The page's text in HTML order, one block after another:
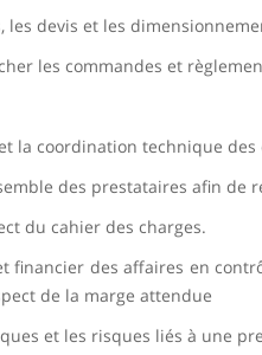
les devis et les
les commandes et
la coordination technique des
des prestataires afin
du cahier des charges.
financier des affaires en
de la marge attendue
et les risques liés à une